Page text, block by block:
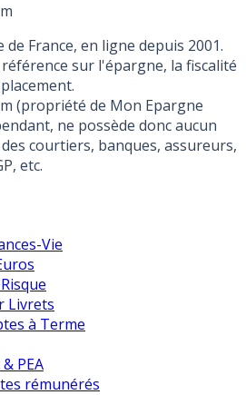
France, en ligne depuis 2001.
sur l'épargne, la fiscalité
(propriété de Mon Epargne
ne possède donc aucun
courtiers, banques, assureurs,
etc.
Vie
Livrets
à Terme
PEA
rémunérés